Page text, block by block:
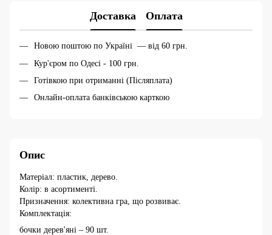
Доставка Оплата
Новою поштою по Україні — від 60 грн.
Кур'єром по Одесі - 100 грн.
Готівкою при отриманні (Післяплата)
Онлайн-оплата банківською карткою
Опис
Матеріал: пластик, дерево.
Колір: в асортименті.
Призначення: колективна гра, що розвиває.
Комплектація:
бочки дерев'яні – 90 шт.